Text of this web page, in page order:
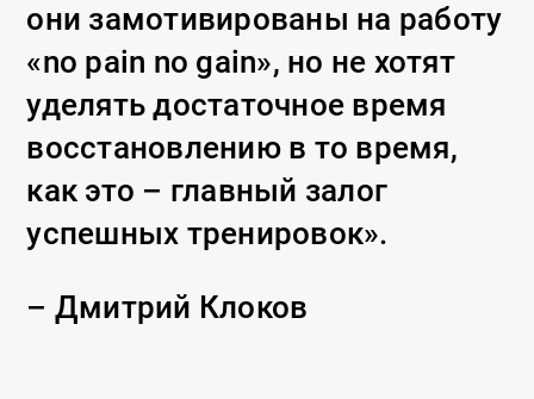
они замотивированы на работу
«no pain no gain», но не хотят
уделять достаточное время
восстановлению в то время,
как это – главный залог
успешных тренировок».
– Дмитрий Клоков